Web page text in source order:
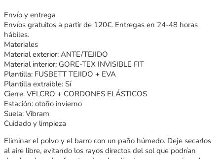
Envío y entrega
Envíos gratuitos a partir de 120€. Entregas en 24-48 horas
hábiles.
Materiales
Material exterior: ANTE/TEJIDO
Material interior: GORE-TEX INVISIBLE FIT
Plantilla: FUSBETT TEJIDO + EVA
Plantilla extraìble: Sí
Cierre: VELCRO + CORDONES ELÁSTICOS
Estación: otoño invierno
Suela: Vibram
Cuidado y limpieza
Eliminar el polvo y el barro con un paño húmedo. Deje secarlos
al aire libre, evitando los rayos directos del sol que podrían